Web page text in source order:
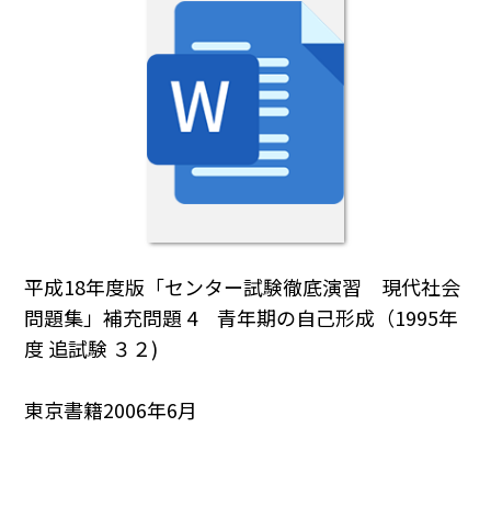
平成18年度版「センター試験徹底演習 現代社会
問題集」補充問題 4 青年期の自己形成（1995年
度 追試験 ３２)
東京書籍2006年6月